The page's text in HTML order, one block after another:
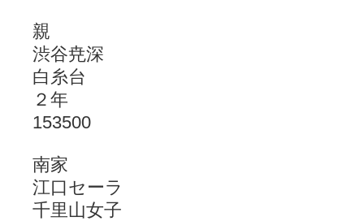
親
渋谷尭深
白糸台
２年
153500
南家
江口セーラ
千里山女子